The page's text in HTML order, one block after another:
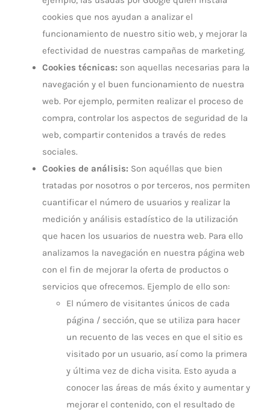
cookies que nos ayudan a analizar el
funcionamiento de nuestro sitio web, y mejorar la
efectividad de nuestras campañas de marketing.
Cookies técnicas: son aquellas necesarias para la
navegación y el buen funcionamiento de nuestra
web. Por ejemplo, permiten realizar el proceso de
compra, controlar los aspectos de seguridad de la
web, compartir contenidos a través de redes
sociales.
Cookies de análisis: Son aquéllas que bien
tratadas por nosotros o por terceros, nos permiten
cuantificar el número de usuarios y realizar la
medición y análisis estadístico de la utilización
que hacen los usuarios de nuestra web. Para ello
analizamos la navegación en nuestra página web
con el fin de mejorar la oferta de productos o
servicios que ofrecemos. Ejemplo de ello son:
El número de visitantes únicos de cada
página / sección, que se utiliza para hacer
un recuento de las veces en que el sitio es
visitado por un usuario, así como la primera
y última vez de dicha visita. Esto ayuda a
conocer las áreas de más éxito y aumentar y
mejorar el contenido, con el resultado de